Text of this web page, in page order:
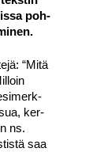
poh­
“Mitä
ker­
ns.
saa